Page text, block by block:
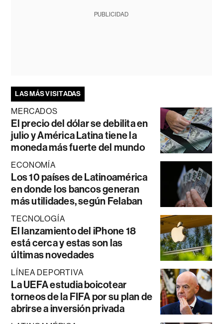
PUBLICIDAD
LAS MÁS VISITADAS
MERCADOS
El precio del dólar se debilita en
julio y América Latina tiene la
moneda más fuerte del mundo
ECONOMÍA
Los 10 países de Latinoamérica
en donde los bancos generan
más utilidades, según Felaban
TECNOLOGÍA
El lanzamiento del iPhone 18
está cerca y estas son las
últimas novedades
LÍNEA DEPORTIVA
La UEFA estudia boicotear
torneos de la FIFA por su plan de
abrirse a inversión privada